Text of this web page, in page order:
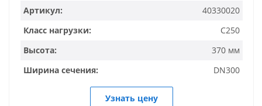
Артикул:
40330020
Класс нагрузки:
C250
Высота:
370 мм
Ширина сечения:
DN300
Узнать цену